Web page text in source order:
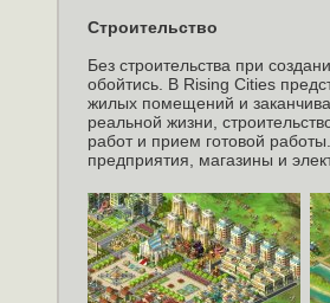
Строительство
Без строительства при
обойтись. В Rising Cities
жилых помещений и
реальной жизни,
работ и прием готовой
предприятия, магазины и